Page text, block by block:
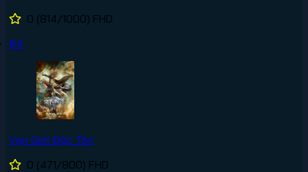
0 (814/1000) FHD
#4
Vạn Giới Độc Tôn
0 (471/800) FHD